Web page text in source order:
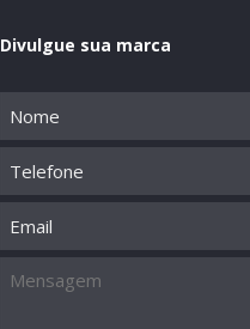
Divulgue sua marca
Telefone
Email
Mensagem